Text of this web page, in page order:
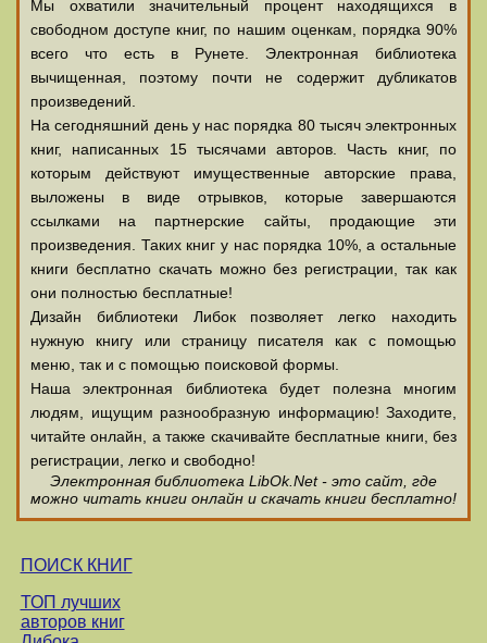
Мы охватили значительный процент находящихся в
свободном доступе книг, по нашим оценкам, порядка 90%
всего что есть в Рунете. Электронная библиотека
вычищенная, поэтому почти не содержит дубликатов
произведений.
На сегодняшний день у нас порядка 80 тысяч электронных
книг, написанных 15 тысячами авторов. Часть книг, по
которым действуют имущественные авторские права,
выложены в виде отрывков, которые завершаются
ссылками на партнерские сайты, продающие эти
произведения. Таких книг у нас порядка 10%, а остальные
книги бесплатно скачать можно без регистрации, так как
они полностью бесплатные!
Дизайн библиотеки Либок позволяет легко находить
нужную книгу или страницу писателя как с помощью
меню, так и с помощью поисковой формы.
Наша электронная библиотека будет полезна многим
людям, ищущим разнообразную информацию! Заходите,
читайте онлайн, а также скачивайте бесплатные книги, без
регистрации, легко и свободно!
Электронная библиотека LibOk.Net - это сайт, где
можно читать книги онлайн и скачать книги бесплатно!
ПОИСК КНИГ
ТОП лучших
авторов книг